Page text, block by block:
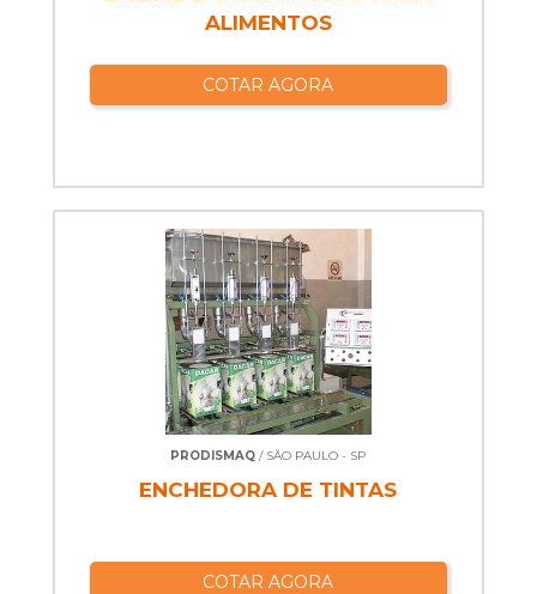
ALIMENTOS
COTAR AGORA
PRODISMAQ / SÃO PAULO - SP
ENCHEDORA DE TINTAS
COTAR AGORA